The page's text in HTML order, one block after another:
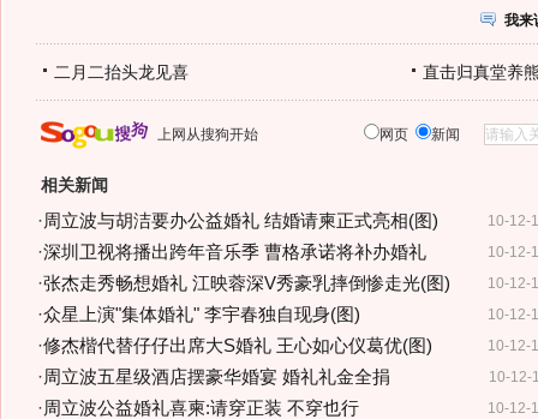
我来
二月二抬头龙见喜 直击归真堂养
上网从搜狗开始 网页 新闻
相关新闻
10-12-
·周立波与胡洁要办公益婚礼 结婚请柬正式亮相(图)
10-12-
·深圳卫视将播出跨年音乐季 曹格承诺将补办婚礼
10-12-
·张杰走秀畅想婚礼 江映蓉深V秀豪乳摔倒惨走光(图)
10-12-
·众星上演"集体婚礼" 李宇春独自现身(图)
10-12-
·修杰楷代替仔仔出席大S婚礼 王心如心仪葛优(图)
10-12-
·周立波五星级酒店摆豪华婚宴 婚礼礼金全捐
10-12-
·周立波公益婚礼喜柬:请穿正装 不穿也行